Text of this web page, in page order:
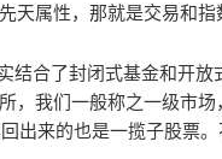
天属性，那就是交易和指
结合了封闭式基金和开
，我们一般称之一级市
出来的也是一揽子股票